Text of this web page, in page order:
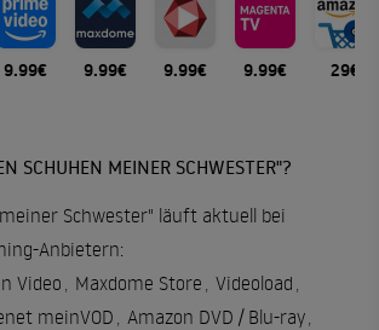
9.99€ 9.99€ 9.99€ 9.99€ 29€
SCHUHEN MEINER SCHWESTER"?
Schwester" läuft aktuell bei
Anbietern:
Video Maxdome Store Videoload
meinVOD Amazon DVD / Blu-ray